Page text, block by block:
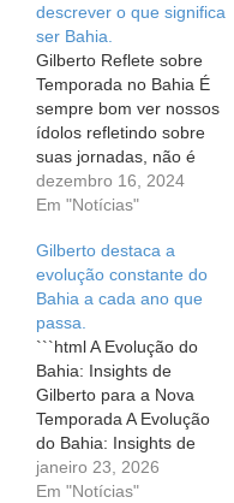
descrever o que significa
ser Bahia.
Gilberto Reflete sobre
Temporada no Bahia É
sempre bom ver nossos
ídolos refletindo sobre
suas jornadas, não é
mesmo? Recentemente,
o lateral-direito Gilberto,
Clube Bahia no meio de
2023, compartilhou suas
impressões sobre a
temporada que passou.
Apesar de ter atuado
como reserva durante a
maior…
dezembro 16, 2024
Em "Notícias"
Gilberto destaca a
evolução constante do
Bahia a cada ano que
passa.
```html A Evolução do
Bahia: Insights de
Gilberto para a Nova
Temporada A Evolução
do Bahia: Insights de
Gilberto para a Nova
Temporada Em um
janeiro 23, 2026
Em "Notícias"